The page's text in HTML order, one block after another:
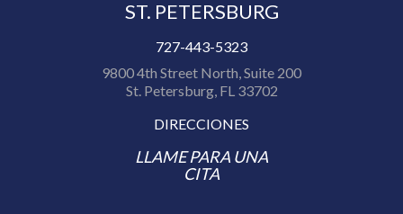
ST. PETERSBURG
727-443-5323
9800 4th Street North, Suite 200
St. Petersburg, FL 33702
DIRECCIONES
LLAME PARA UNA
CITA